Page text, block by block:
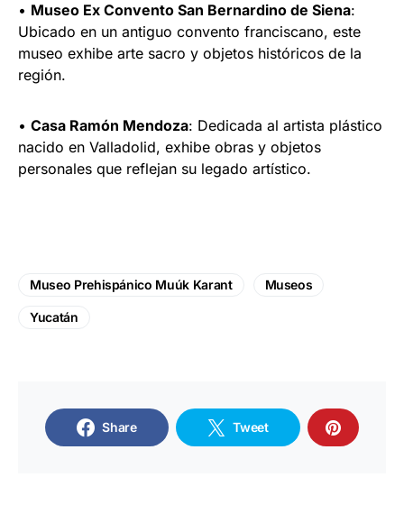
• Museo Ex Convento San Bernardino de Siena:
Ubicado en un antiguo convento franciscano, este
museo exhibe arte sacro y objetos históricos de la
región.
• Casa Ramón Mendoza: Dedicada al artista plástico
nacido en Valladolid, exhibe obras y objetos
personales que reflejan su legado artístico.
Museo Prehispánico Muúk Karant Museos
Yucatán
Share Tweet